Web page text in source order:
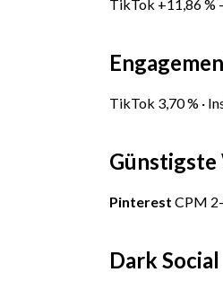
TikTok +11,86 %
TikTok 3,70 % ·
Pinterest CPM
Dark Social